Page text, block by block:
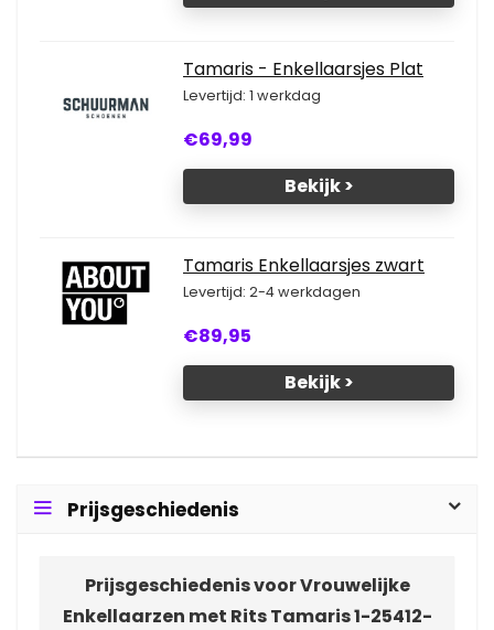
Tamaris - Enkellaarsjes Plat
Levertijd: 1 werkdag
€69,99
Bekijk >
Tamaris Enkellaarsjes zwart
Levertijd: 2-4 werkdagen
€89,95
Bekijk >
Prijsgeschiedenis
Prijsgeschiedenis voor Vrouwelijke
Enkellaarzen met Rits Tamaris 1-25412-